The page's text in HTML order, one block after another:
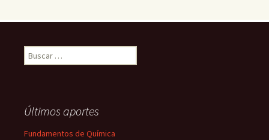
Buscar:
Últimos aportes
Fundamentos de Química